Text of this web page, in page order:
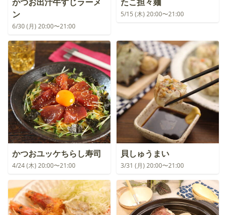
ン
6/30 (月) 20:00〜21:00
5/15 (木) 20:00〜21:00
かつおユッケちらし寿司
4/24 (木) 20:00〜21:00
貝しゅうまい
3/31 (月) 20:00〜21:00